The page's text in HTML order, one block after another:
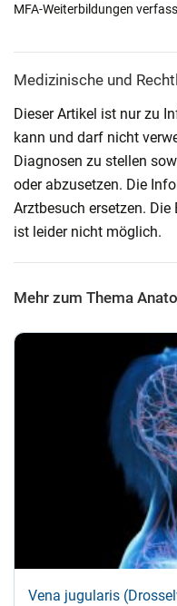
MFA-Weiterbildungen
Medizinische und
Dieser Artikel ist nur zu
kann und darf nicht
Diagnosen zu stellen
oder abzusetzen. Die
Arztbesuch ersetzen.
ist leider nicht möglich.
Mehr zum Thema
Vena jugularis